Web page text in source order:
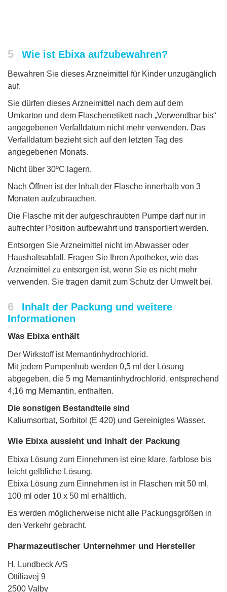
5 Wie ist Ebixa aufzubewahren?
Bewahren Sie dieses Arzneimittel für Kinder unzugänglich
auf.
Sie dürfen dieses Arzneimittel nach dem auf dem
Umkarton und dem Flaschenetikett nach „Verwendbar bis“
angegebenen Verfalldatum nicht mehr verwenden. Das
Verfalldatum bezieht sich auf den letzten Tag des
angegebenen Monats.
Nicht über 30ºC lagern.
Nach Öffnen ist der Inhalt der Flasche innerhalb von 3
Monaten aufzubrauchen.
Die Flasche mit der aufgeschraubten Pumpe darf nur in
aufrechter Position aufbewahrt und transportiert werden.
Entsorgen Sie Arzneimittel nicht im Abwasser oder
Haushaltsabfall. Fragen Sie Ihren Apotheker, wie das
Arzneimittel zu entsorgen ist, wenn Sie es nicht mehr
verwenden. Sie tragen damit zum Schutz der Umwelt bei.
6
Inhalt der Packung und weitere
Informationen
Was Ebixa enthält
Der Wirkstoff ist Memantinhydrochlorid.
Mit jedem Pumpenhub werden 0,5 ml der Lösung
abgegeben, die 5 mg Memantinhydrochlorid, entsprechend
4,16 mg Memantin, enthalten.
Die sonstigen Bestandteile sind
Kaliumsorbat, Sorbitol (E 420) und Gereinigtes Wasser.
Wie Ebixa aussieht und Inhalt der Packung
Ebixa Lösung zum Einnehmen ist eine klare, farblose bis
leicht gelbliche Lösung.
Ebixa Lösung zum Einnehmen ist in Flaschen mit 50 ml,
100 ml oder 10 x 50 ml erhältlich.
Es werden möglicherweise nicht alle Packungsgrößen in
den Verkehr gebracht.
Pharmazeutischer Unternehmer und Hersteller
H. Lundbeck A/S
Ottiliavej 9
2500 Valby